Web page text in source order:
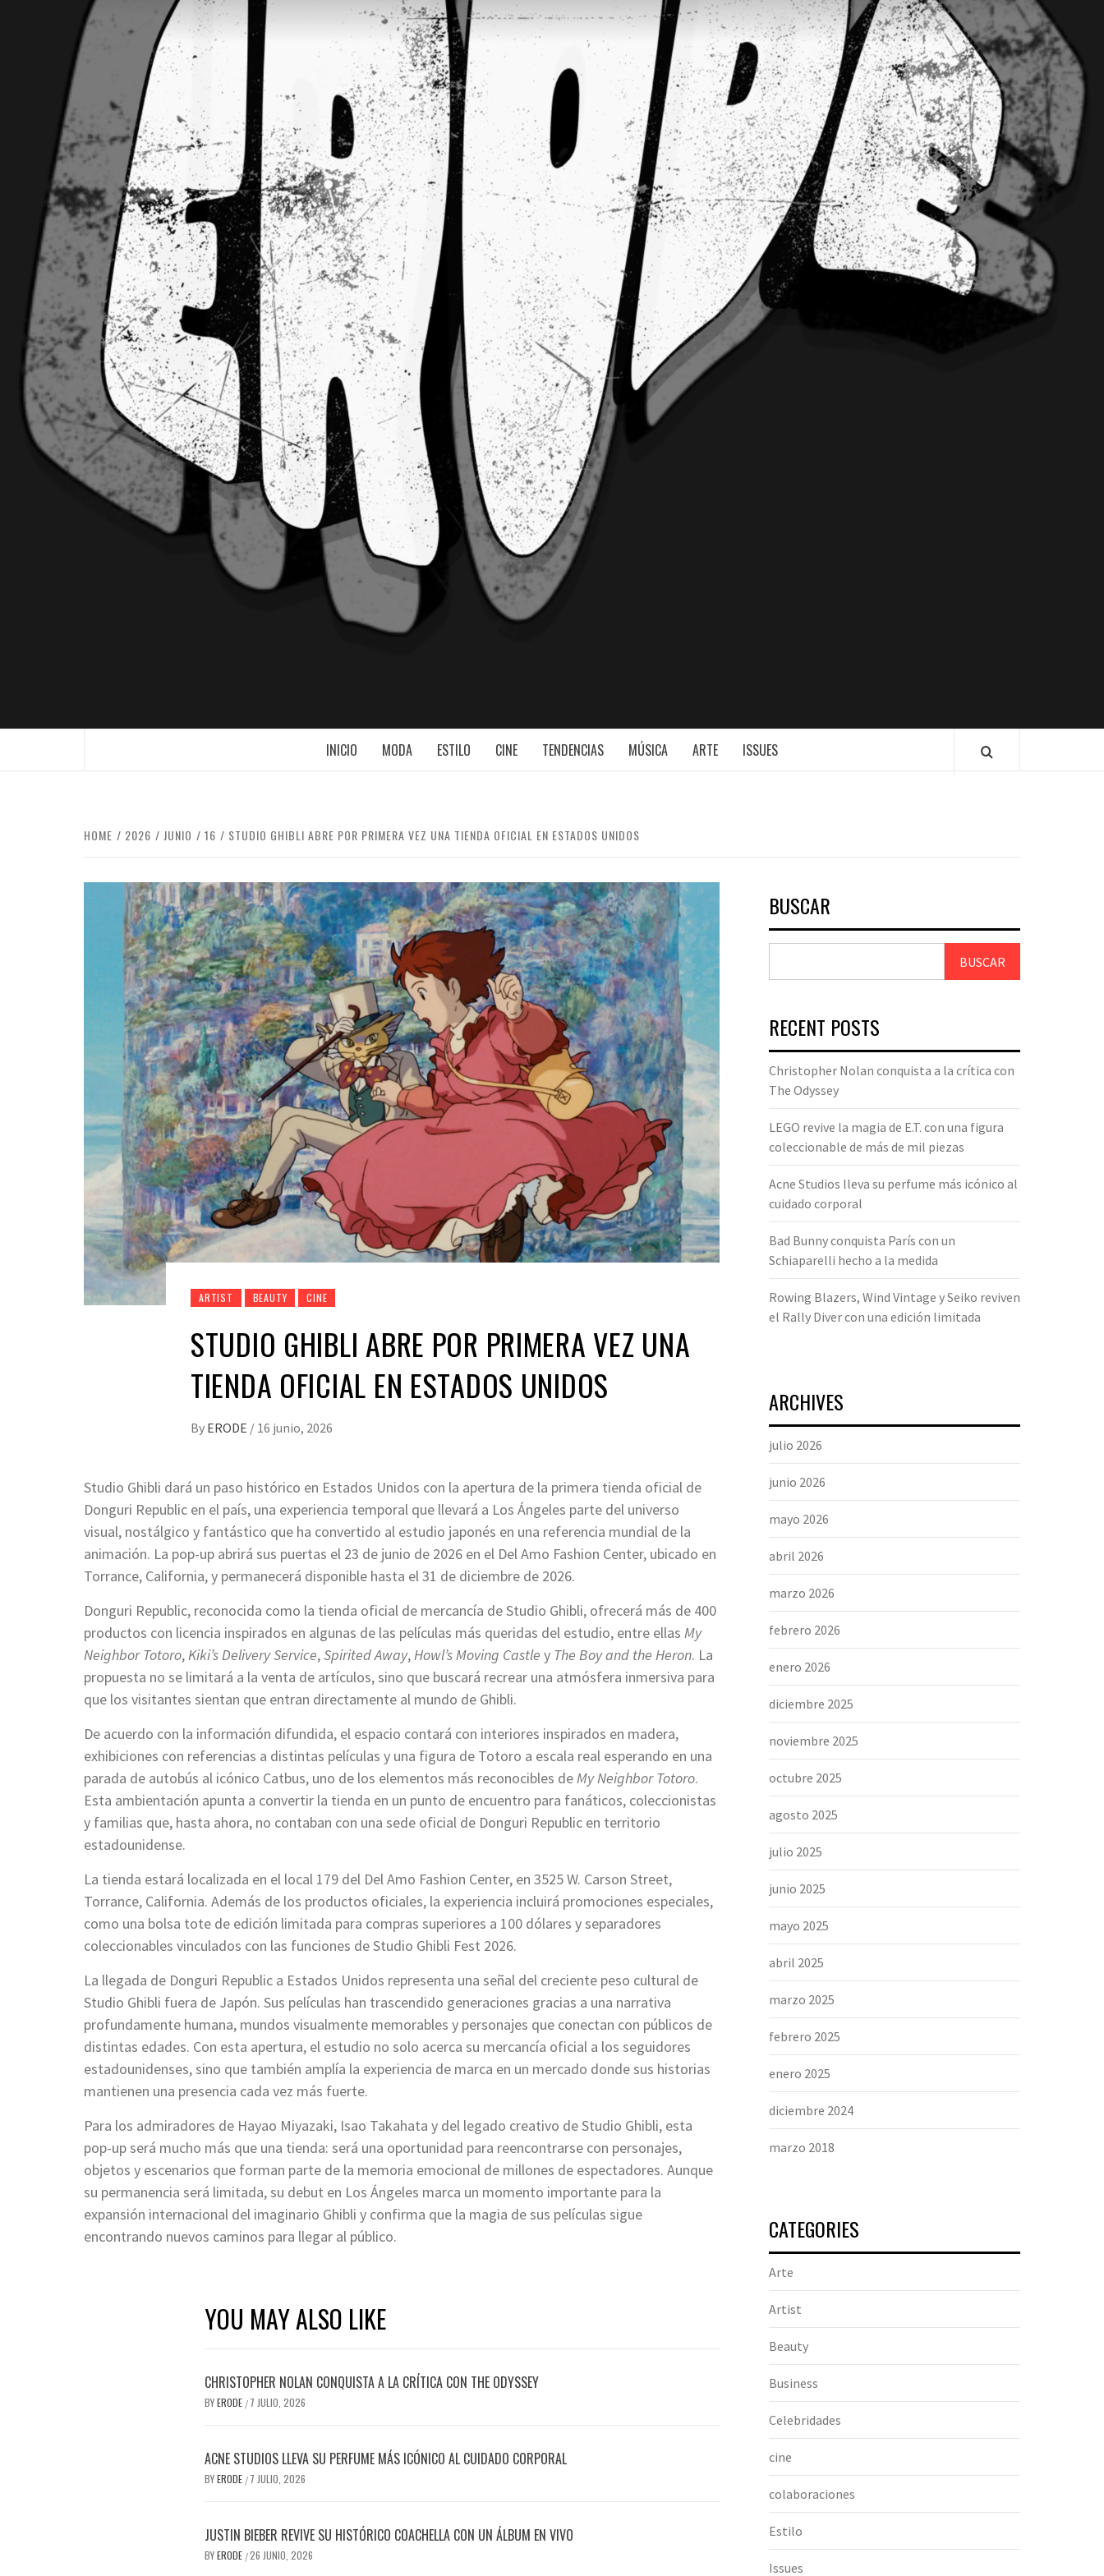
INICIO MODA ESTILO CINE TENDENCIAS MÚSICA ARTE ISSUES
HOME 2026 JUNIO 16 STUDIO GHIBLI ABRE POR PRIMERA VEZ UNA TIENDA OFICIAL EN ESTADOS UNIDOS
ARTIST BEAUTY CINE
STUDIO GHIBLI ABRE POR PRIMERA VEZ UNA
TIENDA OFICIAL EN ESTADOS UNIDOS
By ERODE / 16 junio, 2026
Studio Ghibli dará un paso histórico en Estados Unidos con la apertura de la primera tienda oficial de
Donguri Republic en el país, una experiencia temporal que llevará a Los Ángeles parte del universo
visual, nostálgico y fantástico que ha convertido al estudio japonés en una referencia mundial de la
animación. La pop-up abrirá sus puertas el 23 de junio de 2026 en el Del Amo Fashion Center, ubicado en
Torrance, California, y permanecerá disponible hasta el 31 de diciembre de 2026.
Donguri Republic, reconocida como la tienda oficial de mercancía de Studio Ghibli, ofrecerá más de 400
productos con licencia inspirados en algunas de las películas más queridas del estudio, entre ellas My
Neighbor Totoro,Kiki’s Delivery Service,Spirited Away,Howl’s Moving Castle y The Boy and the Heron. La
propuesta no se limitará a la venta de artículos, sino que buscará recrear una atmósfera inmersiva para
que los visitantes sientan que entran directamente al mundo de Ghibli.
De acuerdo con la información difundida, el espacio contará con interiores inspirados en madera,
exhibiciones con referencias a distintas películas y una figura de Totoro a escala real esperando en una
parada de autobús al icónico Catbus, uno de los elementos más reconocibles deMy Neighbor Totoro.
Esta ambientación apunta a convertir la tienda en un punto de encuentro para fanáticos, coleccionistas
y familias que, hasta ahora, no contaban con una sede oficial de Donguri Republic en territorio
estadounidense.
La tienda estará localizada en el local 179 del Del Amo Fashion Center, en 3525 W. Carson Street,
Torrance, California. Además de los productos oficiales, la experiencia incluirá promociones especiales,
como una bolsa tote de edición limitada para compras superiores a 100 dólares y separadores
coleccionables vinculados con las funciones de Studio Ghibli Fest 2026.
La llegada de Donguri Republic a Estados Unidos representa una señal del creciente peso cultural de
Studio Ghibli fuera de Japón. Sus películas han trascendido generaciones gracias a una narrativa
profundamente humana, mundos visualmente memorables y personajes que conectan con públicos de
distintas edades. Con esta apertura, el estudio no solo acerca su mercancía oficial a los seguidores
estadounidenses, sino que también amplía la experiencia de marca en un mercado donde sus historias
mantienen una presencia cada vez más fuerte.
Para los admiradores de Hayao Miyazaki, Isao Takahata y del legado creativo de Studio Ghibli, esta
pop-up será mucho más que una tienda: será una oportunidad para reencontrarse con personajes,
objetos y escenarios que forman parte de la memoria emocional de millones de espectadores. Aunque
su permanencia será limitada, su debut en Los Ángeles marca un momento importante para la
expansión internacional del imaginario Ghibli y confirma que la magia de sus películas sigue
encontrando nuevos caminos para llegar al público.
YOU MAY ALSO LIKE
CHRISTOPHER NOLAN CONQUISTA A LA CRÍTICA CON THE ODYSSEY
BYERODE / 7 JULIO, 2026
ACNE STUDIOS LLEVA SU PERFUME MÁS ICÓNICO AL CUIDADO CORPORAL
BYERODE / 7 JULIO, 2026
JUSTIN BIEBER REVIVE SU HISTÓRICO COACHELLA CON UN ÁLBUM EN VIVO
BYERODE /26 JUNIO, 2026
BUSCAR
BUSCAR
RECENT POSTS
Christopher Nolan conquista a la crítica con
The Odyssey
LEGO revive la magia de E.T. con una figura
coleccionable de más de mil piezas
Acne Studios lleva su perfume más icónico al
cuidado corporal
Bad Bunny conquista París con un
Schiaparelli hecho a la medida
Rowing Blazers, Wind Vintage y Seiko reviven
el Rally Diver con una edición limitada
ARCHIVES
julio 2026
junio 2026
mayo 2026
abril 2026
marzo 2026
febrero 2026
enero 2026
diciembre 2025
noviembre 2025
octubre 2025
agosto 2025
julio 2025
junio 2025
mayo 2025
abril 2025
marzo 2025
febrero 2025
enero 2025
diciembre 2024
marzo 2018
CATEGORIES
Arte
Artist
Beauty
Business
Celebridades
cine
colaboraciones
Estilo
Issues